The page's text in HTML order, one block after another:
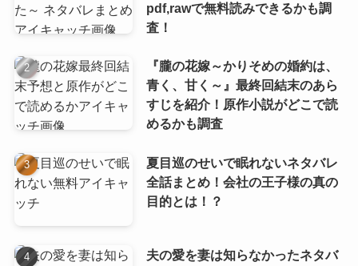
pdf,rawで無料読みできるかも調
査！
『朧の花嫁～かりそめの婚約は、
青く、甘く～』最終回結末のあら
すじを紹介！原作小説がどこで読
めるかも調査
夏目巡のせいで眠れないネタバレ
全話まとめ！会社の王子様の真の
目的とは！？
夫の愛を妻は知らなかったネタバ